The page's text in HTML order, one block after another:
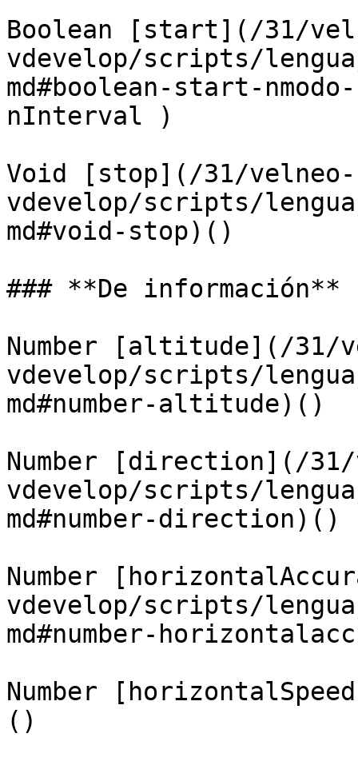
Boolean [start](/31/
vdevelop/scripts/
md#boolean-start-
nInterval )
Void [stop](/31/velneo-
vdevelop/scripts/
md#void-stop)()
### **De información**
Number [altitude](/31/
vdevelop/scripts/
md#number-altitude)()
Number [direction](/
vdevelop/scripts/
md#number-direction)()
Number
vdevelop/scripts/
md#number-
Number
()